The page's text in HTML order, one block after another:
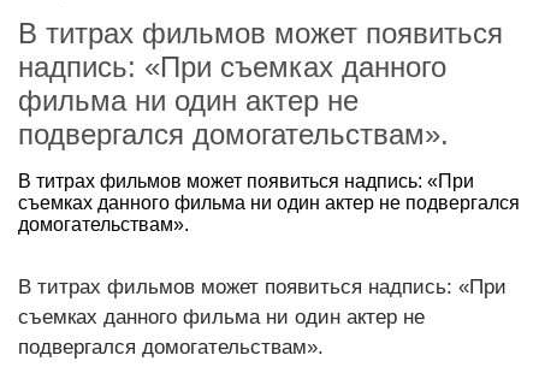
В титрах фильмов может появиться
надпись: «При съемках данного
фильма ни один актер не
подвергался домогательствам».
В титрах фильмов может появиться надпись: «При
съемках данного фильма ни один актер не подвергался
домогательствам».
В титрах фильмов может появиться надпись: «При
съемках данного фильма ни один актер не
подвергался домогательствам».